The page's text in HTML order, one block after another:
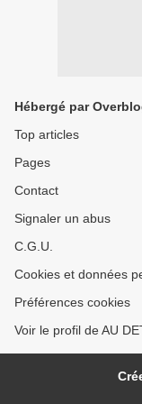
Hébergé par
Top articles
Pages
Contact
Signaler un abus
C.G.U.
Cookies et données
Préférences cookies
Voir le profil de AU